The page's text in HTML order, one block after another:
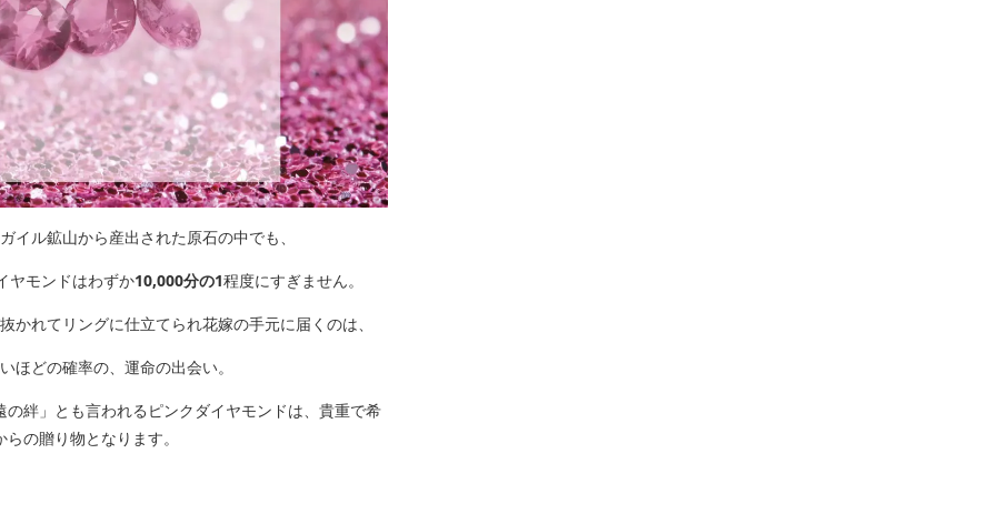
イル鉱山から産出された原石の中でも、
ヤモンドはわずか10,000分の1程度にすぎません。
かれてリングに仕立てられ花嫁の手元に届くのは、
ほどの確率の、運命の出会い。
絆」とも言われるピンクダイヤモンドは、貴重で希
の贈り物となります。